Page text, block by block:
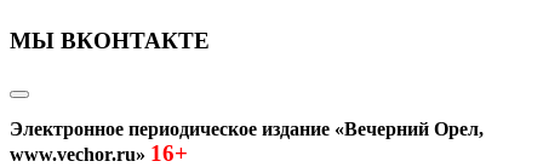
МЫ ВКОНТАКТЕ
Электронное периодическое издание «Вечерний Орел,
www.vechor.ru» 16+